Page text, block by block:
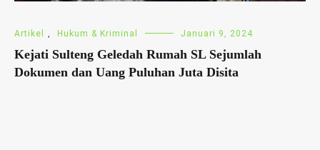
Artikel , Hukum & Kriminal Januari 9, 2024
Kejati Sulteng Geledah Rumah SL Sejumlah
Dokumen dan Uang Puluhan Juta Disita